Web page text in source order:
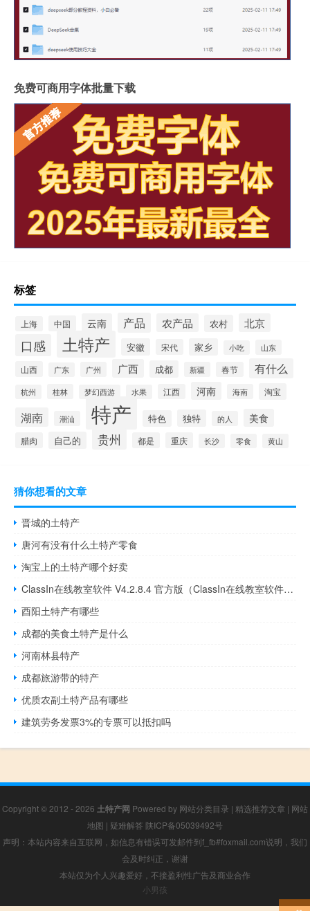
免费可商用字体批量下载
标签
上海 中国 云南 产品 农产品 农村 北京
口感 土特产 安徽 宋代 家乡 小吃 山东
山西 广东 广州 广西 成都 新疆 春节 有什么
杭州 桂林 梦幻西游 水果 江西 河南 海南 淘宝
湖南 潮汕 特产 特色 独特 的人 美食
腊肉 自己的 贵州 都是 重庆 长沙 零食 黄山
猜你想看的文章
晋城的土特产
唐河有没有什么土特产零食
淘宝上的土特产哪个好卖
ClassIn在线教室软件 V4.2.8.4 官方版（ClassIn在线教室软件 V4.2.8.4 官方版功能简介）
酉阳土特产有哪些
成都的美食土特产是什么
河南林县特产
成都旅游带的特产
优质农副土特产品有哪些
建筑劳务发票3%的专票可以抵扣吗
Copyright © 2012 - 2026 土特产网 Powered by 网站分类目录 | 精选推荐文章 | 网站
地图 | 疑难解答 陕ICP备05039492号
声明：本站内容来自互联网，如信息有错误可发邮件到f_fb#foxmail.com说明，我们
会及时纠正，谢谢
本站仅为个人兴趣爱好，不接盈利性广告及商业合作
小男孩